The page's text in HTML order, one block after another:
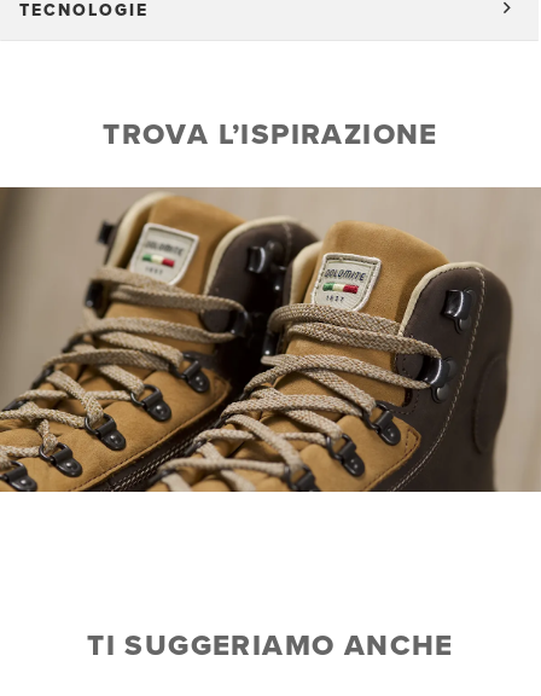
TECNOLOGIE
TROVA L’ISPIRAZIONE
TI SUGGERIAMO ANCHE